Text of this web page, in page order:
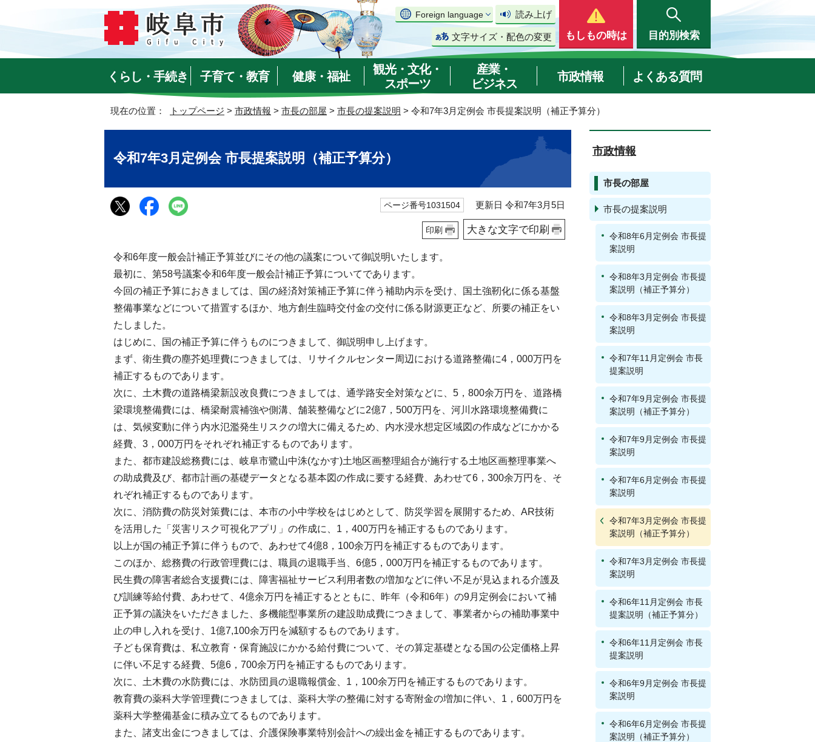
Foreign language 読み上げ
文字サイズ・配色の変更 もしもの時は 目的別検索
くらし・手続き 子育て・教育 健康・福祉
観光・文化・
スポーツ
産業・
ビジネス
市政情報 よくある質問
現在の位置： トップページ > 市政情報 > 市長の部屋 > 市長の提案説明 > 令和7年3月定例会 市長提案説明（補正予算分）
令和7年3月定例会 市長提案説明（補正予算分）
ページ番号1031504 更新日 令和7年3月5日
印刷 大きな文字で印刷
令和6年度一般会計補正予算並びにその他の議案について御説明いたします。
最初に、第58号議案令和6年度一般会計補正予算についてであります。
今回の補正予算におきましては、国の経済対策補正予算に伴う補助内示を受け、国土強靭化に係る基盤
整備事業などについて措置するほか、地方創生臨時交付金の交付に係る財源更正など、所要の補正をい
たしました。
はじめに、国の補正予算に伴うものにつきまして、御説明申し上げます。
まず、衛生費の塵芥処理費につきましては、リサイクルセンター周辺における道路整備に4，000万円を
補正するものであります。
次に、土木費の道路橋梁新設改良費につきましては、通学路安全対策などに、5，800余万円を、道路橋
梁環境整備費には、橋梁耐震補強や側溝、舗装整備などに2億7，500万円を、河川水路環境整備費に
は、気候変動に伴う内水氾濫発生リスクの増大に備えるため、内水浸水想定区域図の作成などにかかる
経費、3，000万円をそれぞれ補正するものであります。
また、都市建設総務費には、岐阜市鷺山中洙(なかす)土地区画整理組合が施行する土地区画整理事業へ
の助成費及び、都市計画の基礎データとなる基本図の作成に要する経費、あわせて6，300余万円を、そ
れぞれ補正するものであります。
次に、消防費の防災対策費には、本市の小中学校をはじめとして、防災学習を展開するため、AR技術
を活用した「災害リスク可視化アプリ」の作成に、1，400万円を補正するものであります。
以上が国の補正予算に伴うもので、あわせて4億8，100余万円を補正するものであります。
このほか、総務費の行政管理費には、職員の退職手当、6億5，000万円を補正するものであります。
民生費の障害者総合支援費には、障害福祉サービス利用者数の増加などに伴い不足が見込まれる介護及
び訓練等給付費、あわせて、4億余万円を補正するとともに、昨年（令和6年）の9月定例会において補
正予算の議決をいただきました、多機能型事業所の建設助成費につきまして、事業者からの補助事業中
止の申し入れを受け、1億7,100余万円を減額するものであります。
子ども保育費は、私立教育・保育施設にかかる給付費について、その算定基礎となる国の公定価格上昇
に伴い不足する経費、5億6，700余万円を補正するものであります。
次に、土木費の水防費には、水防団員の退職報償金、1，100余万円を補正するものであります。
教育費の薬科大学管理費につきましては、薬科大学の整備に対する寄附金の増加に伴い、1，600万円を
薬科大学整備基金に積み立てるものであります。
また、諸支出金につきましては、介護保険事業特別会計への繰出金を補正するものであります。
市政情報
市長の部屋
市長の提案説明
令和8年6月定例会 市長提
案説明
令和8年3月定例会 市長提
案説明（補正予算分）
令和8年3月定例会 市長提
案説明
令和7年11月定例会 市長
提案説明
令和7年9月定例会 市長提
案説明（補正予算分）
令和7年9月定例会 市長提
案説明
令和7年6月定例会 市長提
案説明
令和7年3月定例会 市長提
案説明（補正予算分）
令和7年3月定例会 市長提
案説明
令和6年11月定例会 市長
提案説明（補正予算分）
令和6年11月定例会 市長
提案説明
令和6年9月定例会 市長提
案説明
令和6年6月定例会 市長提
案説明（補正予算分）